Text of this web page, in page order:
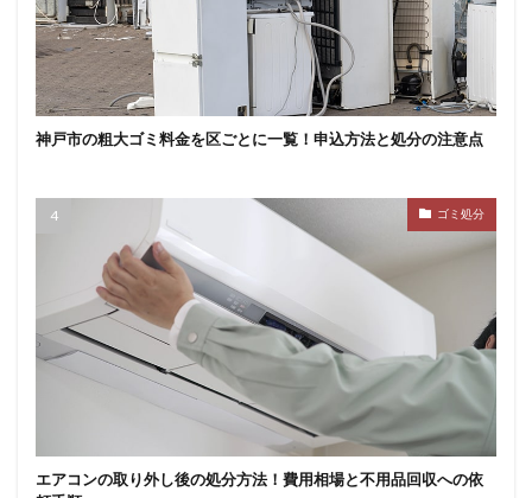
神戸市の粗大ゴミ料金を区ごとに一覧！申込方法と処分の注意点
ゴミ処分
エアコンの取り外し後の処分方法！費用相場と不用品回収への依